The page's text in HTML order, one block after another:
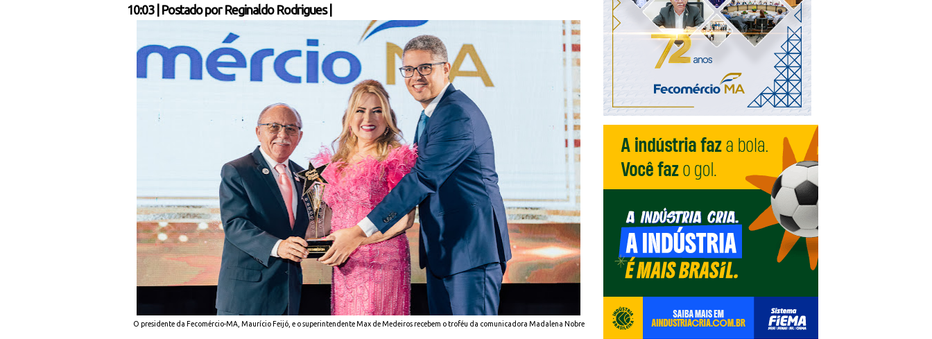
10:03| Postado por Reginaldo Rodrigues
O presidente da Fecomércio-MA, Maurício Feijó, e o superintendente Max de Medeiros recebem o troféu da comunicadora Madalena Nobre